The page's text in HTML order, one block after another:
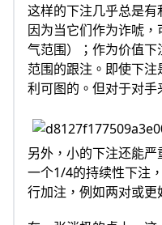
这样的下注几乎总是有
因为当它们作为诈唬
气范围）；作为价值
范围的跟注。即使下
利可图的。但对于对手
另外，小的下注还能
一个1/4的持续性下注
行加注，例如两对或更